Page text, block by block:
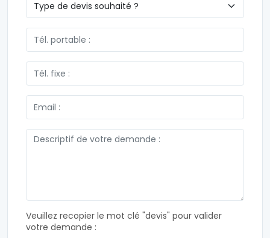
Veuillez recopier le mot clé "devis" pour valider
votre demande :